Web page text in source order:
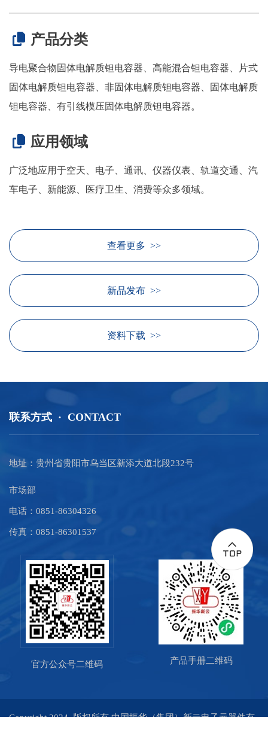
产品分类
导电聚合物固体电解质钽电容器、高能混合钽电容器、片式
固体电解质钽电容器、非固体电解质钽电容器、固体电解质
钽电容器、有引线模压固体电解质钽电容器。
应用领域
广泛地应用于空天、电子、通讯、仪器仪表、轨道交通、汽
车电子、新能源、医疗卫生、消费等众多领域。
查看更多 >>
新品发布 >>
资料下载 >>
联系方式 · CONTACT
地址：贵州省贵阳市乌当区新添大道北段232号
市场部
电话：0851-86304326
传真：0851-86301537
官方公众号二维码 产品手册二维码
Copyright 2024 版权所有.中国振华（集团）新云电子元器件有